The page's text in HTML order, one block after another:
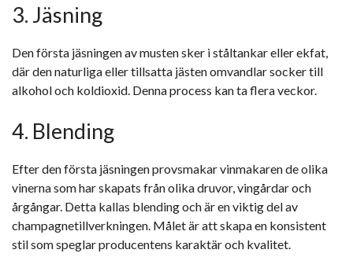
3. Jäsning
Den första jäsningen av musten sker i ståltankar eller ekfat,
där den naturliga eller tillsatta jästen omvandlar socker till
alkohol och koldioxid. Denna process kan ta flera veckor.
4. Blending
Efter den första jäsningen provsmakar vinmakaren de olika
vinerna som har skapats från olika druvor, vingårdar och
årgångar. Detta kallas blending och är en viktig del av
champagnetillverkningen. Målet är att skapa en konsistent
stil som speglar producentens karaktär och kvalitet.